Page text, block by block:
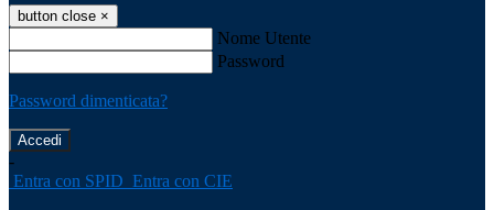
button close ×
Nome Utente
Password
Password dimenticata?
-
Entra con SPID Entra con CIE